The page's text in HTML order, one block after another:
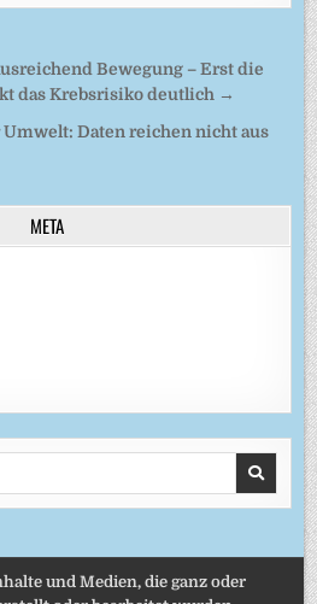
Bewegung – Erst die
das Krebsrisiko deutlich →
Daten reichen nicht aus
META
und Medien, die ganz oder